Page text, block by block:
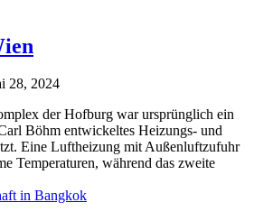
28, 2024
der Hofburg war ursprünglich ein
Böhm entwickeltes Heizungs- und
Eine Luftheizung mit Außenluftzufuhr
Temperaturen, während das zweite